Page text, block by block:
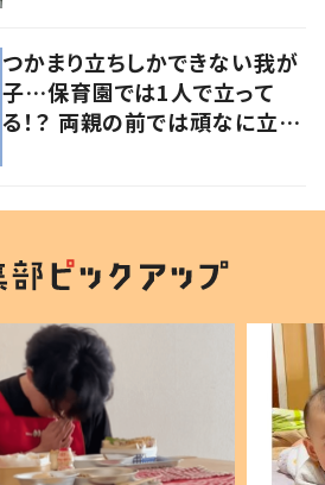
つかまり立ちしかできない我が
子…保育園では1人で立って
る！？ 両親の前では頑なに立た